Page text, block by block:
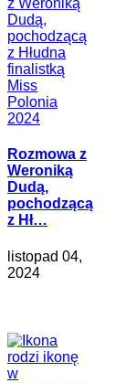
Rozmowa z
Weroniką
Dudą,
pochodzącą
z Hł…
listopad 04,
2024